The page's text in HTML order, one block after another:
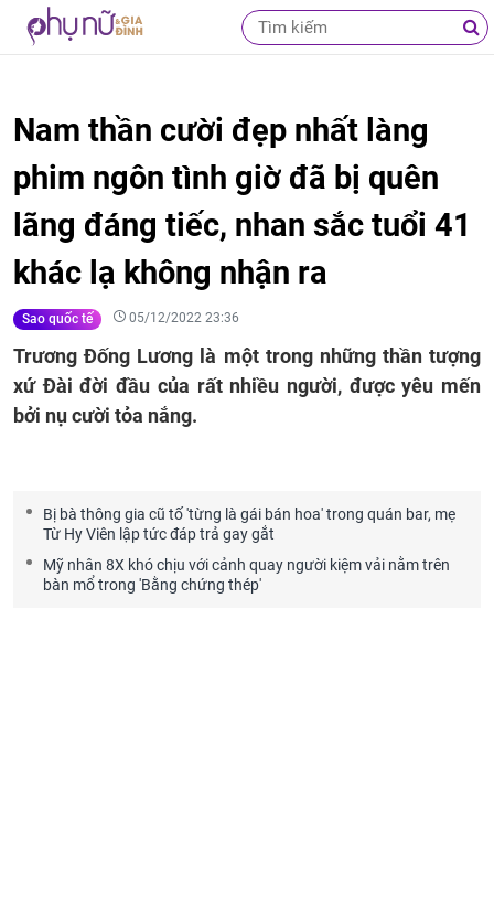
Nam thần cười đẹp nhất làng
phim ngôn tình giờ đã bị quên
lãng đáng tiếc, nhan sắc tuổi 41
khác lạ không nhận ra
Sao quốc tế 05/12/2022 23:36
Trương Đống Lương là một trong những thần tượng
xứ Đài đời đầu của rất nhiều người, được yêu mến
bởi nụ cười tỏa nắng.
Bị bà thông gia cũ tố 'từng là gái bán hoa' trong quán bar, mẹ
Từ Hy Viên lập tức đáp trả gay gắt
Mỹ nhân 8X khó chịu với cảnh quay người kiệm vải nằm trên
bàn mổ trong 'Bằng chứng thép'